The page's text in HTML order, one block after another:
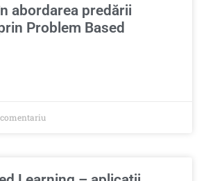
abordarea predării
Problem Based